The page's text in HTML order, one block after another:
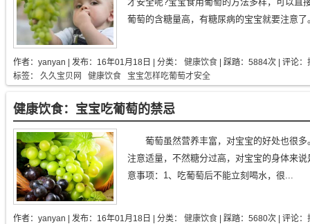
健康饮食
»健康饮食：孕妇吃紫薯的做法
育儿心经
备孕常识
葡萄的含糖量高，有糖尿病的宝宝就要注意了
作者： yanyan | 发布： 16年01月18日 | 分类： 健康饮食 | 踩踏：5884次 | 评论：
标签： 久久宝贝网 健康饮食 宝宝怎样吃葡萄才安全
健康饮食：宝宝吃葡萄的禁忌
葡萄虽然营养丰富，对宝宝的好处也很
注意适量，不然糖分过高，对宝宝的身体来
意事项：1、吃葡萄后不能立刻喝水，很...
作者： yanyan | 发布： 16年01月18日 | 分类： 健康饮食 | 踩踏：5680次 | 评论：